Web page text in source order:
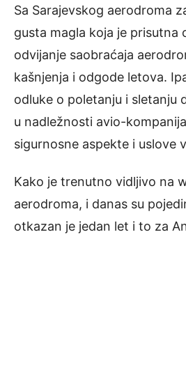
Sa Sarajevskog aerodroma
gusta magla koja je prisutna
odvijanje saobraćaja
kašnjenja i odgode letova.
odluke o poletanju i sletanju
u nadležnosti avio-
sigurnosne aspekte i uslove
Kako je trenutno vidljivo na
aerodroma, i danas su
otkazan je jedan let i to za